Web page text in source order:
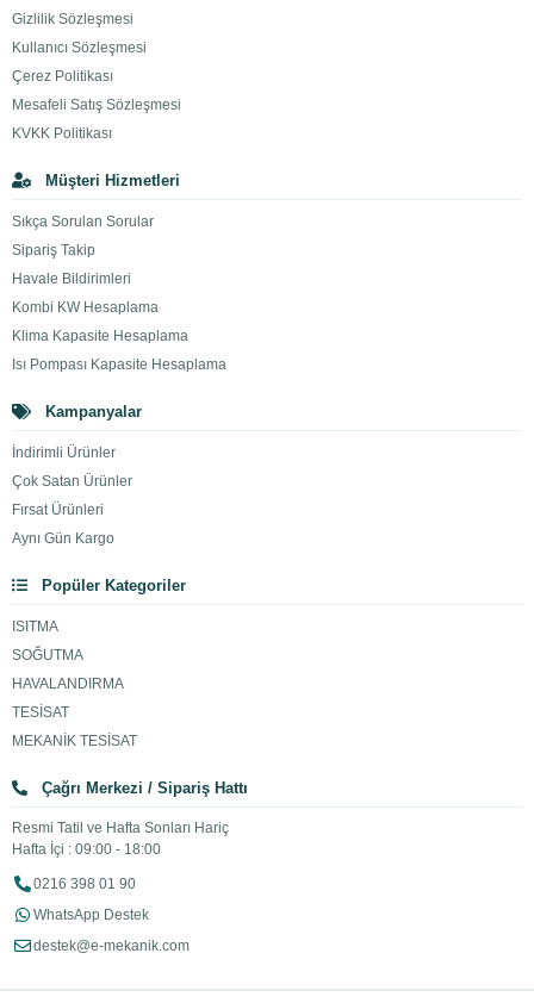
Gizlilik Sözleşmesi
Kullanıcı Sözleşmesi
Çerez Politikası
Mesafeli Satış Sözleşmesi
KVKK Politikası
Müşteri Hizmetleri
Sıkça Sorulan Sorular
Sipariş Takip
Havale Bildirimleri
Kombi KW Hesaplama
Klima Kapasite Hesaplama
Isı Pompası Kapasite Hesaplama
Kampanyalar
İndirimli Ürünler
Çok Satan Ürünler
Fırsat Ürünleri
Aynı Gün Kargo
Popüler Kategoriler
ISITMA
SOĞUTMA
HAVALANDIRMA
TESİSAT
MEKANİK TESİSAT
Çağrı Merkezi / Sipariş Hattı
Resmi Tatil ve Hafta Sonları Hariç
Hafta İçi : 09:00 - 18:00
0216 398 01 90
WhatsApp Destek
destek@e-mekanik.com